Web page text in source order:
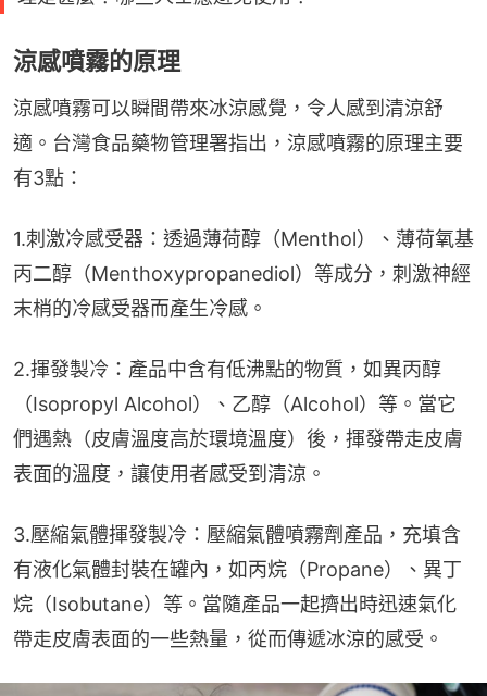
涼感噴霧的原理
涼感噴霧可以瞬間帶來冰涼感覺，令人感到清涼舒
適。台灣食品藥物管理署指出，涼感噴霧的原理主要
有3點：
1.刺激冷感受器：透過薄荷醇（Menthol）、薄荷氧基
丙二醇（Menthoxypropanediol）等成分，刺激神經
末梢的冷感受器而產生冷感。
2.揮發製冷：產品中含有低沸點的物質，如異丙醇
（Isopropyl Alcohol）、乙醇（Alcohol）等。當它
們遇熱（皮膚溫度高於環境溫度）後，揮發帶走皮膚
表面的溫度，讓使用者感受到清涼。
3.壓縮氣體揮發製冷：壓縮氣體噴霧劑產品，充填含
有液化氣體封裝在罐內，如丙烷（Propane）、異丁
烷（Isobutane）等。當隨產品一起擠出時迅速氣化
帶走皮膚表面的一些熱量，從而傳遞冰涼的感受。